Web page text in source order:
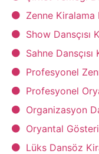
Zenne Kiralama
Show Dansçısı
Sahne Dansçısı
Profesyonel
Profesyonel
Organizasyon
Oryantal
Lüks Dansöz